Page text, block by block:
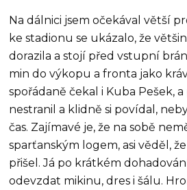
Na dálnici jsem očekával větší
ke stadionu se ukázalo, že
dorazila a stojí před vstupní
min do výkopu a fronta jako
spořádaně čekal i Kuba Pešek,
nestranil a klidně si povídal,
čas. Zajímavé je, že na sobě
sparťanským logem, asi věděl,
přišel. Já po krátkém
odevzdat mikinu, dres i šálu.